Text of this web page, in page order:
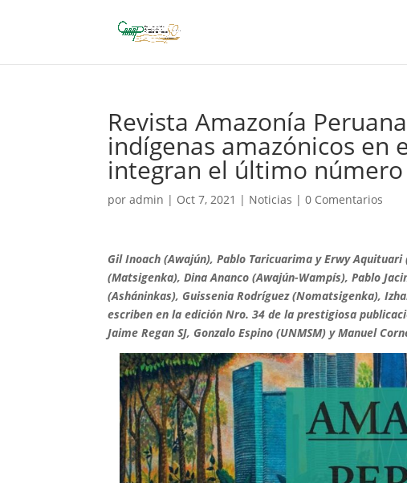
Revista Amazonía
indígenas amazónicos en
integran el último número
poradmin | Oct 7, 2021 | Noticias |0 Comentarios
Gil Inoach (Awajún), Pablo Taricuarima y Erwy
(Matsigenka), Dina Ananco (Awajún-Wampís), Pablo
(Asháninkas), Guissenia Rodríguez (Nomatsigenka),
escriben en la edición Nro. 34 de la prestigiosa
Jaime Regan SJ, Gonzalo Espino (UNMSM) y Manuel